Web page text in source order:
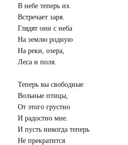
В небе теперь их
Встречает заря.
Глядят они с неба
На землю родную
На реки, озера,
Леса и поля.
Теперь вы свободные
Вольные птицы,
От этого грустно
И радостно мне.
И пусть никогда теперь
Не прекратится